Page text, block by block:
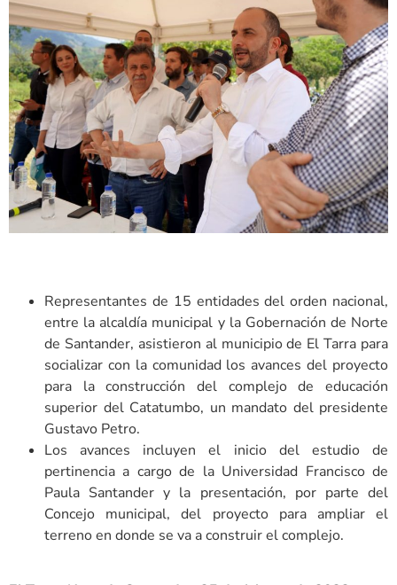
Representantes de 15 entidades del orden nacional,
entre la alcaldía municipal y la Gobernación de Norte
de Santander, asistieron al municipio de El Tarra para
socializar con la comunidad los avances del proyecto
para la construcción del complejo de educación
superior del Catatumbo, un mandato del presidente
Gustavo Petro.
Los avances incluyen el inicio del estudio de
pertinencia a cargo de la Universidad Francisco de
Paula Santander y la presentación, por parte del
Concejo municipal, del proyecto para ampliar el
terreno en donde se va a construir el complejo.